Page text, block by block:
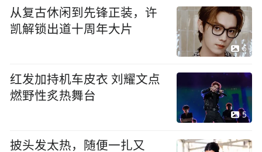
从复古休闲到先锋正装，许
凯解锁出道十周年大片
6
红发加持机车皮衣 刘耀文点
燃野性炙热舞台
5
披头发太热，随便一扎又